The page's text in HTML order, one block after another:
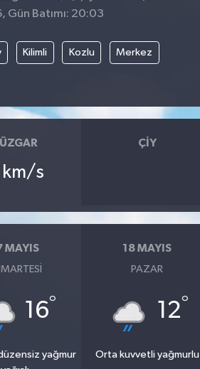
Gün Batımı: 20:03
Kilimli Kozlu Merkez
km/s
ÇIY
MAYIS
16°
yağmur
18 MAYIS
PAZAR
12°
Orta kuvvetli yağmurlu